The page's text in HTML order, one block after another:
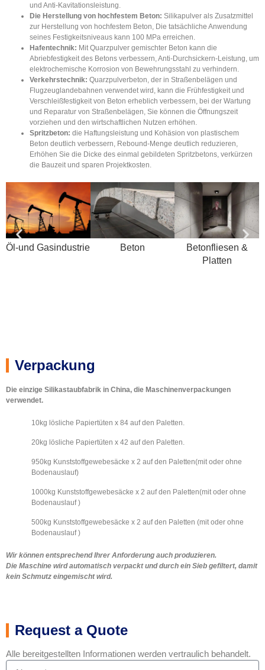
und Anti-Kavitationsleistung.
Die Herstellung von hochfestem Beton: Silikapulver als Zusatzmittel
zur Herstellung von hochfestem Beton, Die tatsächliche Anwendung
seines Festigkeitsniveaus kann 100 MPa erreichen.
Hafentechnik: Mit Quarzpulver gemischter Beton kann die
Abriebfestigkeit des Betons verbessern, Anti-Durchsickern-Leistung, um
elektrochemische Korrosion von Bewehrungsstahl zu verhindern.
Verkehrstechnik: Quarzpulverbeton, der in Straßenbelägen und
Flugzeuglandebahnen verwendet wird, kann die Frühfestigkeit und
Verschleißfestigkeit von Beton erheblich verbessern, bei der Wartung
und Reparatur von Straßenbelägen, Sie können die Öffnungszeit
vorziehen und den wirtschaftlichen Nutzen erhöhen.
Spritzbeton: die Haftungsleistung und Kohäsion von plastischem
Beton deutlich verbessern, Rebound-Menge deutlich reduzieren,
Erhöhen Sie die Dicke des einmal gebildeten Spritzbetons, verkürzen
die Bauzeit und sparen Projektkosten.
Öl-und Gasindustrie Beton
Betonfliesen &
Platten
Verpackung
Die einzige Silikastaubfabrik in China, die Maschinenverpackungen
verwendet.
10kg lösliche Papiertüten x 84 auf den Paletten.
20kg lösliche Papiertüten x 42 auf den Paletten.
950kg Kunststoffgewebesäcke x 2 auf den Paletten(mit oder ohne
Bodenauslauf)
1000kg Kunststoffgewebesäcke x 2 auf den Paletten(mit oder ohne
Bodenauslauf )
500kg Kunststoffgewebesäcke x 2 auf den Paletten (mit oder ohne
Bodenauslauf )
Wir können entsprechend Ihrer Anforderung auch produzieren.
Die Maschine wird automatisch verpackt und durch ein Sieb gefiltert, damit
kein Schmutz eingemischt wird.
Request a Quote
Alle bereitgestellten Informationen werden vertraulich behandelt.